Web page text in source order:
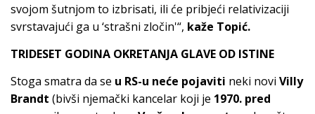
svojom šutnjom to izbrisati, ili će pribjeći relativizaciji
svrstavajući ga u ‘strašni zločin'“, kaže Topić.
TRIDESET GODINA OKRETANJA GLAVE OD ISTINE
Stoga smatra da se u RS-u neće pojaviti neki novi Villy
Brandt (bivši njemački kancelar koji je 1970. pred